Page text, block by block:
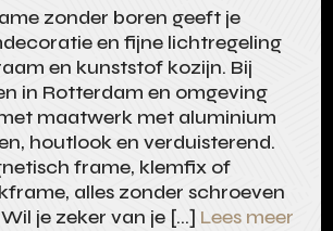
zonder boren geeft je
en fijne lichtregeling
en kunststof kozijn. Bij
in Rotterdam en omgeving
maatwerk met aluminium
houtlook en verduisterend.
frame, klemfix of
alles zonder schroeven
je zeker van je […] Lees meer